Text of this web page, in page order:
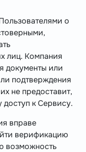
о
лиц. Компания
документы или
подтверждения
не предоставит,
к Сервису.
вправе
верификацию
возможность